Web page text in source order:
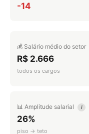
-14
💰 Salário médio do setor
R$ 2.666
todos os cargos
📊 Amplitude salarial i
26%
piso → teto